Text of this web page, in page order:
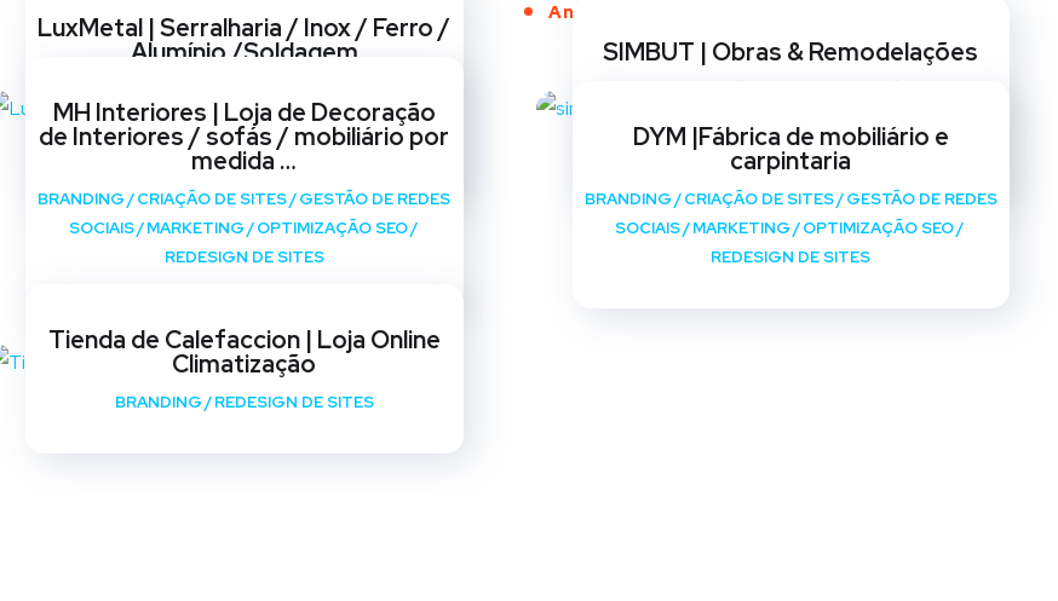
Anos de Serviço
LuxMetal | Serralharia / Inox / Ferro /
Alumínio /Soldagem
SOCIAIS/ MARKETING/OPTIMIZAÇÃO SEO/
REDESIGN DE SITES
SIMBUT | Obras & Remodelações
REDESIGN DE SITES
MH Interiores | Loja de Decoração
de Interiores / sofás / mobiliário por
medida …
BRANDING /CRIAÇÃO DE SITES/GESTÃO DE REDES
SOCIAIS/MARKETING/OPTIMIZAÇÃO SEO/
REDESIGN DE SITES
DYM |Fábrica de mobiliário e
carpintaria
BRANDING/CRIAÇÃO DE SITES/GESTÃO DE REDES
SOCIAIS/MARKETING/OPTIMIZAÇÃO SEO/
REDESIGN DE SITES
Tienda de Calefaccion | Loja Online
Climatização
BRANDING/REDESIGN DE SITES